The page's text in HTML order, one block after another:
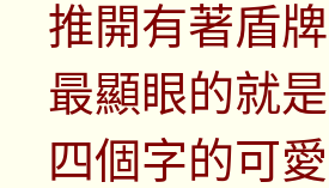
推開有著盾
最顯眼的就
四個字的可